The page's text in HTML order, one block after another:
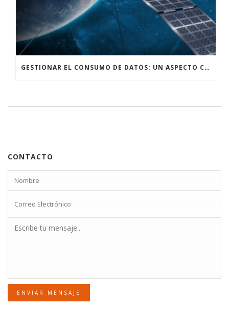
GESTIONAR EL CONSUMO DE DATOS: UN ASPECTO CRUCIAL AL UTILIZAR INTERNET SATELITAL
CONTACTO
ENVIAR MENSAJE